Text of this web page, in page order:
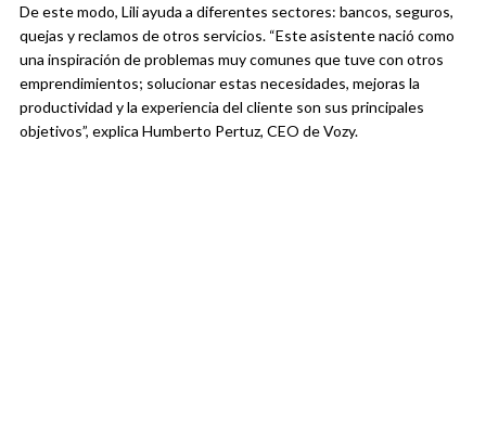
De este modo, Lili ayuda a diferentes sectores: bancos, seguros,
quejas y reclamos de otros servicios. “Este asistente nació como
una inspiración de problemas muy comunes que tuve con otros
emprendimientos; solucionar estas necesidades, mejoras la
productividad y la experiencia del cliente son sus principales
objetivos”, explica Humberto Pertuz, CEO de Vozy.